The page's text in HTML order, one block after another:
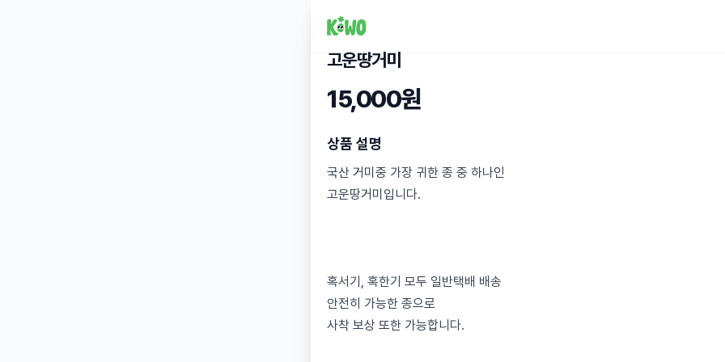
고운땅거미
15,000원
상품 설명
국산 거미중 가장 귀한 종 중 하나인
고운땅거미입니다.
혹서기, 혹한기 모두 일반택배 배송
안전히 가능한 종으로
사착 보상 또한 가능합니다.